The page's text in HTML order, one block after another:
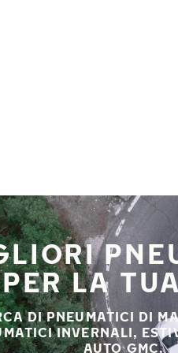
LA
DI PNEUMATICI DI
INVERNALI,
AUTO GMC.